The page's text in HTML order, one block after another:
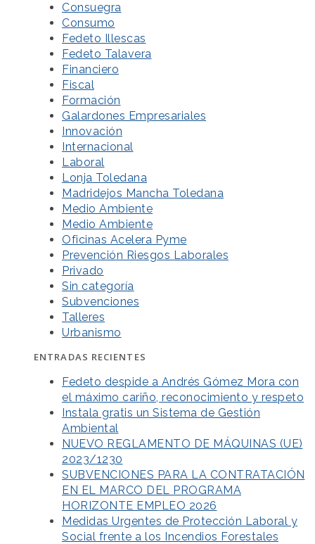
Consuegra
Consumo
Fedeto Illescas
Fedeto Talavera
Financiero
Fiscal
Formación
Galardones Empresariales
Innovación
Internacional
Laboral
Lonja Toledana
Madridejos Mancha Toledana
Medio Ambiente
Medio Ambiente
Oficinas Acelera Pyme
Prevención Riesgos Laborales
Privado
Sin categoría
Subvenciones
Talleres
Urbanismo
ENTRADAS RECIENTES
Fedeto despide a Andrés Gómez Mora con
el máximo cariño, reconocimiento y respeto
Instala gratis un Sistema de Gestión
Ambiental
NUEVO REGLAMENTO DE MÁQUINAS (UE)
2023/1230
SUBVENCIONES PARA LA CONTRATACIÓN
EN EL MARCO DEL PROGRAMA
HORIZONTE EMPLEO 2026
Medidas Urgentes de Protección Laboral y
Social frente a los Incendios Forestales